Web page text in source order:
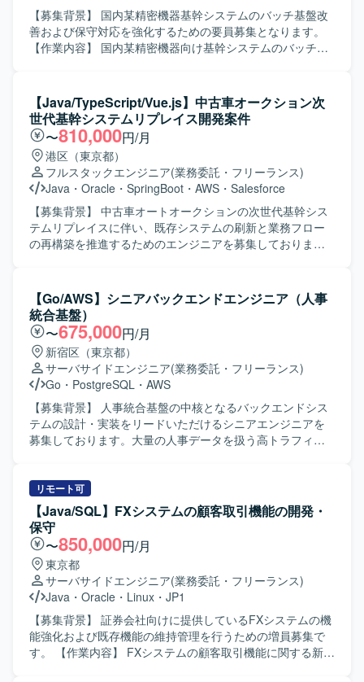
【募集背景】 国内某精密機器基幹システムのバッチ基盤改
善および保守対応を強化するための要員募集となります。
【作業内容】 国内某精密機器向け基幹システムのバッチ基
に対応していただきます。 REST APIベースのJavaバッチ
処理や、SQLストアドプロシージャを用いた処理の設計・
実装・改修を行っていただきます。 お客様との直接のコミ
ュニケーションを通じて要件ヒアリングや仕様調整を行
い、システム品質向上に向けた改善提案も行っていただき
ます。 【求める人物像】 技術的な課題に対して前向きかつ
柔軟に取り組み、自らコミュニケーションを取りながら業
務を推進できる方を求めております。 要件定義など上流工
程にも主体的に関わり、長期的な視点でシステム改善に貢
献していただける方が望ましいです。 【ポジションの魅
積むことができます。 REST APIベースのバッチやSpring
Boot、DB2 for i、Apache Airflowなどの技術に触れながら、
バッチ基盤の設計スキルやパフォーマンスチューニングの
知見を高めることができます。 【開発環境】 Javaを中心と
したバッチ基盤環境を想定しており、REST APIベースのア
ーキテクチャやSQLストアドプロシージャを活用した構成
となります。 今後、Spring BootやJDK21以上、DB2 for i、
Apache Airflow、Python、生成AIツールなどの活用も見込ま
れております。
【Java/TypeScript/Vue.js】中古車オークション次
世代基幹システムリプレイス開発案件
〜810,000円/月
港区（東京都）
フルスタックエンジニア(業務委託・フリーランス)
Java ・ Oracle ・ SpringBoot ・ AWS ・ Salesforce
【募集背景】 中古車オートオークションの次世代基幹シス
テムリプレイスに伴い、既存システムの刷新と業務フロー
の再構築を推進するためのエンジニアを募集しておりま
Vue.js（v3）およびTypeScriptを用いた操作性の高いSPAフ
ロントエンドの設計・実装、Java（Spring Boot）による堅
牢なバックエンドの設計・開発を行っていただきます。
AI（プロンプト）を活用したソースコードおよびテストコ
ードの自動生成と実装を行い、オンプレミスOracleと
AWS（ECS）を組み合わせたハイブリッド環境で開発を進
めていただきます。 【求める人物像】 AI駆動開発に対して
積極的かつ柔軟に取り組み、新しい技術や開発手法の活用
に前向きな方を求めております。チームメンバーと円滑に
コミュニケーションを取りながら、大規模プロジェクトで
駆動開発やハイブリッドなインフラ環境など先進的な技術
スタックを実務で経験できる案件です。UI/UXにこだわった
SPA開発から堅牢なバックエンド構築まで幅広く携わること
で、フロントエンド・バックエンド双方のスキルを高めて
いただけます。 【開発環境】 フロントエンドは
Vue.js（v3）およびTypeScript、バックエンドは
Java（Spring Boot）を利用した構成となっております。イ
ンフラはオンプレミスOracleとAWS（ECS）を組み合わせ
たハイブリッド環境で、AIを活用したコードおよびテスト
自動生成ツールを用いた開発を行っております。
【Go/AWS】シニアバックエンドエンジニア（人事
統合基盤）
〜675,000円/月
新宿区（東京都）
サーバサイドエンジニア(業務委託・フリーランス)
Go ・ PostgreSQL ・ AWS
【募集背景】 人事統合基盤の中核となるバックエンドシス
テムの設計・実装をリードいただけるシニアエンジニアを
募集しております。大量の人事データを扱う高トラフィッ
のバックエンドAPI設計・実装（高トラフィック・大規模デ
ータ対応）を行っていただきます。Webhookなどの到達保
証を伴う非同期連携を含むマイクロサービス間連携の設
計・実装を担当していただきます。SQSやEventBridgeなど
を用いたメッセージキュー・イベント駆動アーキテクチャ
の導入を進めていただきます。10万件規模のCSV入出力な
ど、大量データを扱う非同期Worker構成の設計・実装を行
っていただきます。AWS環境におけるECS、RDS、
ElastiCache、SQSなどを利用したインフラ構築・運用を担
当していただきます。パフォーマンスチューニングや負荷
試験の実施、社員エンジニアへのアーキテクチャ説明や技
リモート可
【Java/SQL】FXシステムの顧客取引機能の開発・
保守
〜850,000円/月
東京都
サーバサイドエンジニア(業務委託・フリーランス)
Java ・ Oracle ・ Linux ・ JP1
【募集背景】 証券会社向けに提供しているFXシステムの機
能強化および既存機能の維持管理を行うための増員募集で
す。 【作業内容】 FXシステムの顧客取引機能に関する新規